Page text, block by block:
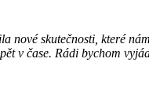
nové skutečnosti, které
v čase. Rádi bychom